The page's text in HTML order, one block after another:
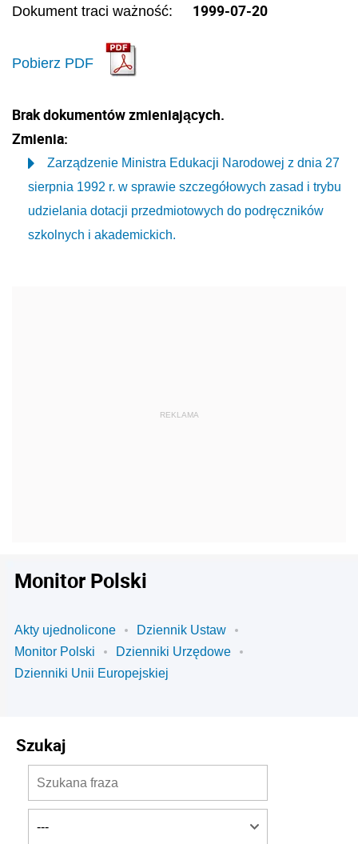
Dokument traci ważność: 1999-07-20
Pobierz PDF
Brak dokumentów zmieniających.
Zmienia:
Zarządzenie Ministra Edukacji Narodowej z dnia 27
sierpnia 1992 r. w sprawie szczegółowych zasad i trybu
udzielania dotacji przedmiotowych do podręczników
szkolnych i akademickich.
Monitor Polski
Akty ujednolicone
Dziennik Ustaw
Monitor Polski
Dzienniki Urzędowe
Dzienniki Unii Europejskiej
Szukaj